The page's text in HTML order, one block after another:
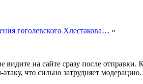
гоголевского Хлестакова… »
видите на сайте сразу после
что сильно затрудняет модерацию.